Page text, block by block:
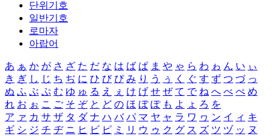
단위기호
일반기호
로마자
아랍어
あ ぁ か が さ ざ た だ な は ば ぱ ま や ゃ ら わ ゎ ん い ぃ
き ぎ し じ ち ぢ に ひ び ぴ み り う ぅ く ぐ す ず つ づ っ
ぬ ふ ぶ ぷ む ゆ ゅ る え ぇ け げ せ ぜ て で ね へ べ ぺ め
れ お ぉ こ ご そ ぞ と ど の ほ ぼ ぽ も よ ょ ろ を
ア ァ カ サ ザ タ ダ ナ ハ バ パ マ ヤ ャ ラ ワ ヮ ン イ ィ キ
ギ シ ジ チ ヂ ニ ヒ ビ ピ ミ リ ウ ゥ ク グ ス ズ ツ ヅ ッ ヌ